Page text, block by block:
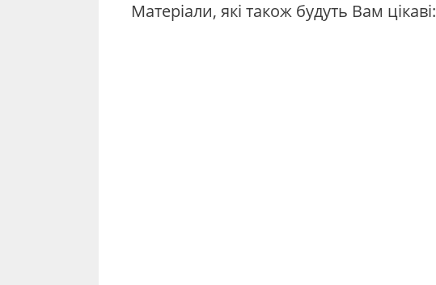
Матеріали, які також будуть Вам цікаві: